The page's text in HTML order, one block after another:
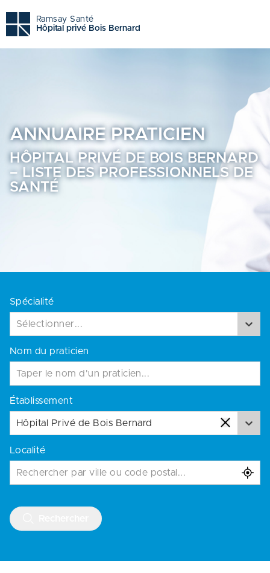
Ramsay Santé
Hôpital privé Bois Bernard
ANNUAIRE PRATICIEN
HÔPITAL PRIVÉ DE BOIS BERNARD
– LISTE DES PROFESSIONNELS DE
SANTÉ
Spécialité
Sélectionner...
Nom du praticien
Établissement
Hôpital Privé de Bois Bernard
Localité
Rechercher par ville ou code postal...